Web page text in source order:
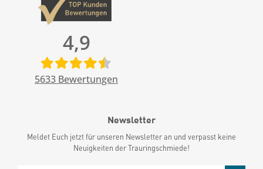
4,9
5633 Bewertungen
Newsletter
Meldet Euch jetzt für unseren Newsletter an und verpasst keine
Neuigkeiten der Trauringschmiede!